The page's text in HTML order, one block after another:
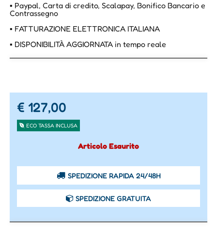
▪ Paypal, Carta di credito, Scalapay, Bonifico Bancario e
Contrassegno
▪ FATTURAZIONE ELETTRONICA ITALIANA
▪ DISPONIBILITÀ AGGIORNATA in tempo reale
€ 127,00
ECO TASSA INCLUSA
Articolo Esaurito
SPEDIZIONE RAPIDA 24/48H
SPEDIZIONE GRATUITA